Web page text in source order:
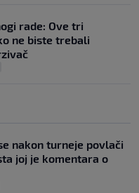
rade: Ove tri
ne biste trebali
nakon turneje povlači
joj je komentara o